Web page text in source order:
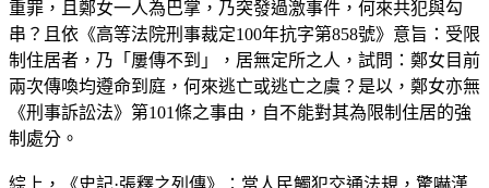
重罪，且鄭女一人為巴掌，乃突發過激事件，何來共犯與勾
串？且依《高等法院刑事裁定100年抗字第858號》意旨：受限
制住居者，乃「屢傳不到」，居無定所之人，試問：鄭女目前
兩次傳喚均遵命到庭，何來逃亡或逃亡之虞？是以，鄭女亦無
《刑事訴訟法》第101條之事由，自不能對其為限制住居的強
制處分。
綜上，《史記·張釋之列傳》：當人民觸犯交通法規，驚嚇漢